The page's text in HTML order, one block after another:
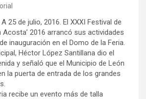
25 de julio, 2016. El XXXI Festival de
Acosta’ 2016 arrancó sus actividades
inauguración en el Domo de la Feria.
Héctor López Santillana dio el
y señaló que el Municipio de León
la puerta de entrada de los grandes
recibe un evento más de talla